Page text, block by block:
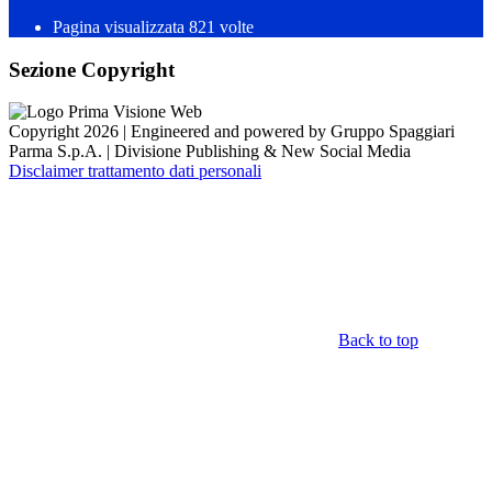
Pagina visualizzata 821 volte
Sezione Copyright
Copyright 2026 | Engineered and powered by Gruppo Spaggiari
Parma S.p.A. | Divisione Publishing & New Social Media
Disclaimer trattamento dati personali
Back to top